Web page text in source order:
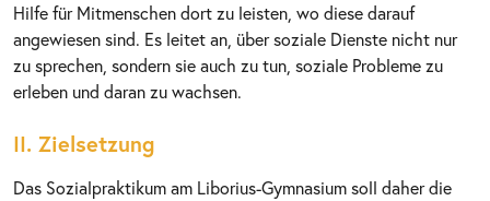
Hilfe für Mitmenschen dort zu leisten, wo diese darauf
angewiesen sind. Es leitet an, über soziale Dienste nicht nur
zu sprechen, sondern sie auch zu tun, soziale Probleme zu
erleben und daran zu wachsen.
II. Zielsetzung
Das Sozialpraktikum am Liborius-Gymnasium soll daher die